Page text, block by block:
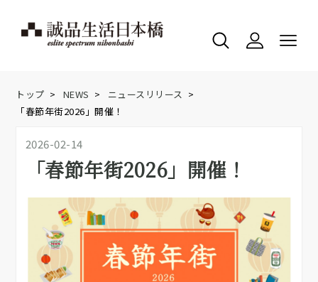
トップ > NEWS > ニュースリリース >
「春節年街2026」開催！
2026-02-14
「春節年街2026」開催！